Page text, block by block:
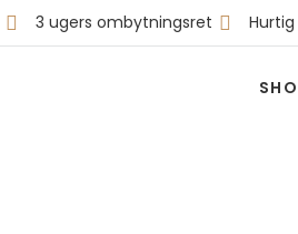
3 ugers ombytningsret